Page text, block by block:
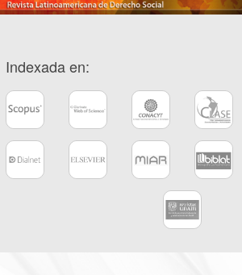
Indexada en: